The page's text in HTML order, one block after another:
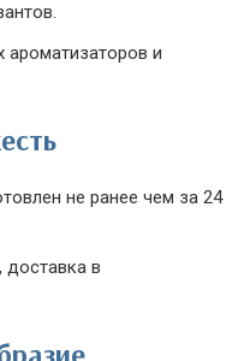
ароматизаторов и
не ранее чем за 24
доставка в